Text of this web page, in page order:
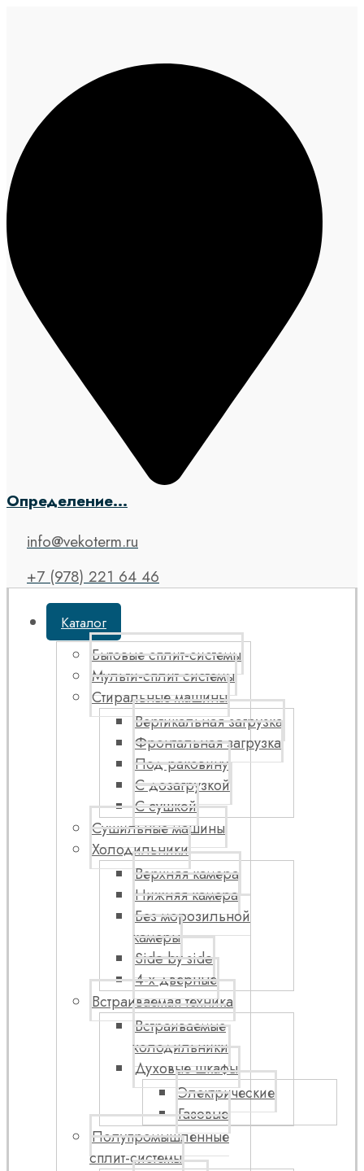
Определение...
info@vekoterm.ru
+7 (978) 221 64 46
Каталог
Бытовые сплит-системы
Мульти-сплит системы
Стиральные машины
Вертикальная загрузка
Фронтальная загрузка
Под раковину
С дозагрузкой
С сушкой
Сушильные машины
Холодильники
Верхняя камера
Нижняя камера
Без морозильной
камеры
Side by side
4-х дверные
Встраиваемая техника
Встраиваемые
холодильники
Духовые шкафы
Электрические
Газовые
Полупромышленные
сплит-системы